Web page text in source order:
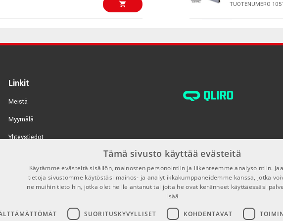
€99,00/kpl
TUOTENUMERO
Download
IK Multimedia
+ Tonex MAX
TUOTENUMERO
Pro Tools
Electronic
TUOTENUMERO
IK Multimedia
Linkit
Meistä
Myymälä
Yhteystiedot
Toimitusehdot
Tämä sivusto käyttää evästeitä
Käytämme evästeitä sisällön, mainosten personointiin ja liikenteemme analysointiin.
tietoja sivustomme käytöstäsi mainos- ja analytiikkakumppaneidemme kanssa, jotka
ne muihin tietoihin, jotka olet heille antanut tai joita he ovat keränneet käyttäessäsi
lisää
SUORITUSKYVYLLISET KOHDENTAVAT